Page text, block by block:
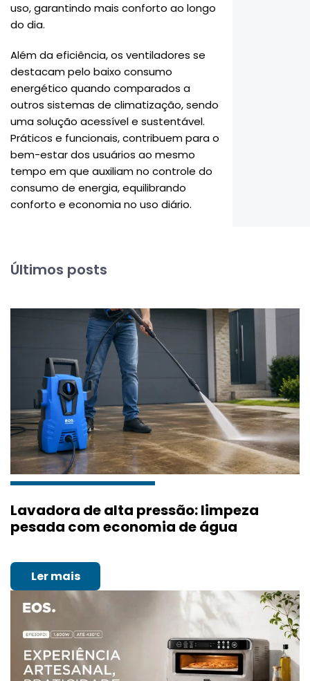
uso, garantindo mais conforto ao longo
do dia.
Além da eficiência, os ventiladores se
destacam pelo baixo consumo
energético quando comparados a
outros sistemas de climatização, sendo
uma solução acessível e sustentável.
Práticos e funcionais, contribuem para o
bem-estar dos usuários ao mesmo
tempo em que auxiliam no controle do
consumo de energia, equilibrando
conforto e economia no uso diário.
Últimos posts
Lavadora de alta pressão: limpeza
pesada com economia de água
Ler mais